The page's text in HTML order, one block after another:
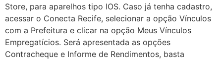
Store, para aparelhos tipo IOS. Caso já tenha cadastro,
acessar o Conecta Recife, selecionar a opção Vínculos
com a Prefeitura e clicar na opção Meus Vínculos
Empregatícios. Será apresentada as opções
Contracheque e Informe de Rendimentos, basta